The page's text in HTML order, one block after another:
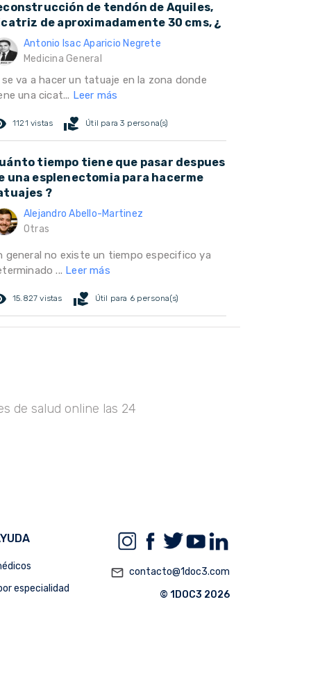
de tendón de Aquiles,
de aproximadamente 30 cms, ¿
Antonio Isac Aparicio Negrete
Medicina General
se va a hacer un tatuaje en la zona donde
una cicat... Leer más
1121 vistas volunteer_activism Útil para 3 persona(s)
tiempo tiene que pasar despues
una esplenectomia para hacerme
?
Alejandro Abello-Martinez
Otras
general no existe un tiempo especifico ya
... Leer más
15.827 vistas volunteer_activism Útil para 6 persona(s)
de salud online las 24
especialidad
mail_outline contacto@1doc3.com
© 1DOC3 2026